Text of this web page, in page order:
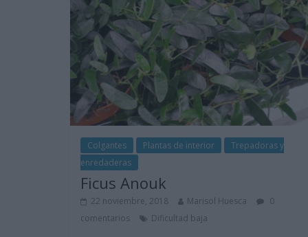
Colgantes Plantas de interior
Trepadoras y
enredaderas
Ficus Anouk
22 noviembre, 2018 Marisol Huesca
0
comentarios
Dificultad baja